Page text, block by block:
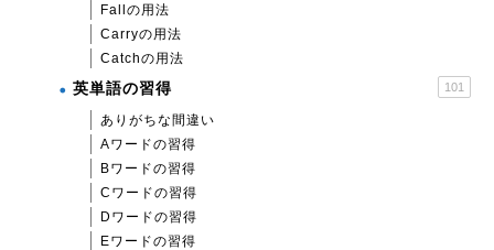
Fallの用法
Carryの用法
Catchの用法
英単語の習得 101
ありがちな間違い
Aワードの習得
Bワードの習得
Cワードの習得
Dワードの習得
Eワードの習得